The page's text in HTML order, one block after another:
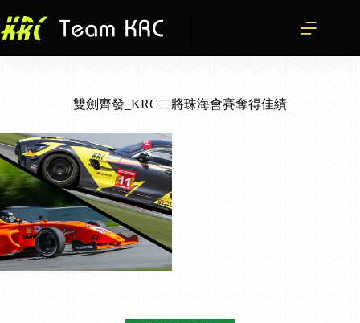
至
主
要
雙劍齊發_KRC二將珠海會賽奪得佳績